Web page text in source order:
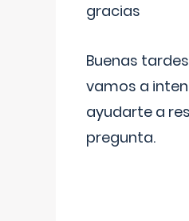
gracias
Buenas
vamos a
ayudarte a
pregunta.